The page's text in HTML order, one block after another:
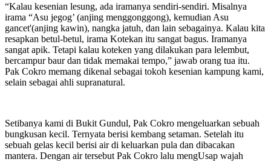
“Kalau kesenian lesung, ada iramanya sendiri-sendiri. Misalnya
irama “Asu jegog’ (anjing menggonggong), kemudian Asu
gancet'(anjing kawin), nangka jatuh, dan lain sebagainya. Kalau kita
resapkan betul-betul, irama Kotekan itu sangat bagus. Iramanya
sangat apik. Tetapi kalau koteken yang dilakukan para lelembut,
bercampur baur dan tidak memakai tempo,” jawab orang tua itu.
Pak Cokro memang dikenal sebagai tokoh kesenian kampung kami,
selain sebagai ahli supranatural.
Setibanya kami di Bukit Gundul, Pak Cokro mengeluarkan sebuah
bungkusan kecil. Ternyata berisi kembang setaman. Setelah itu
sebuah gelas kecil berisi air di keluarkan pula dan dibacakan
mantera. Dengan air tersebut Pak Cokro lalu mengUsap wajah